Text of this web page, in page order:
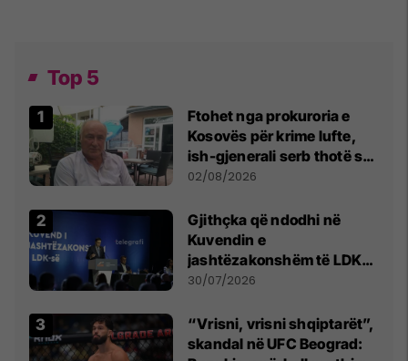
Top 5
Ftohet nga prokuroria e
Kosovës për krime lufte,
ish-gjenerali serb thotë se
dikush e tradhtoi në
02/08/2026
Gjithçka që ndodhi në
Kuvendin e
jashtëzakonshëm të LDK-
së
30/07/2026
“Vrisni, vrisni shqiptarët”,
skandal në UFC Beograd: